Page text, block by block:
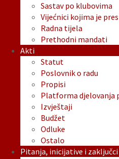
Sastav po klubovima
Vijećnici kojima je
Radna tijela
Prethodni mandati
Akti
Statut
Poslovnik o radu
Propisi
Platforma djelovanja
Izvještaji
Budžet
Odluke
Ostalo
Pitanja, inicijative i zaključci